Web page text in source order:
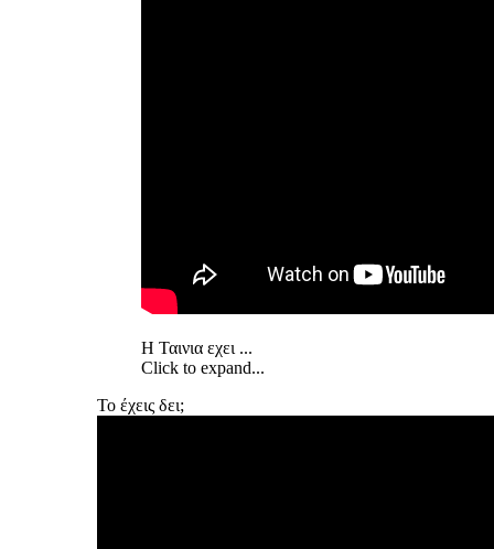
Η Ταινια εχει ...
Click to expand...
To έχεις δει;